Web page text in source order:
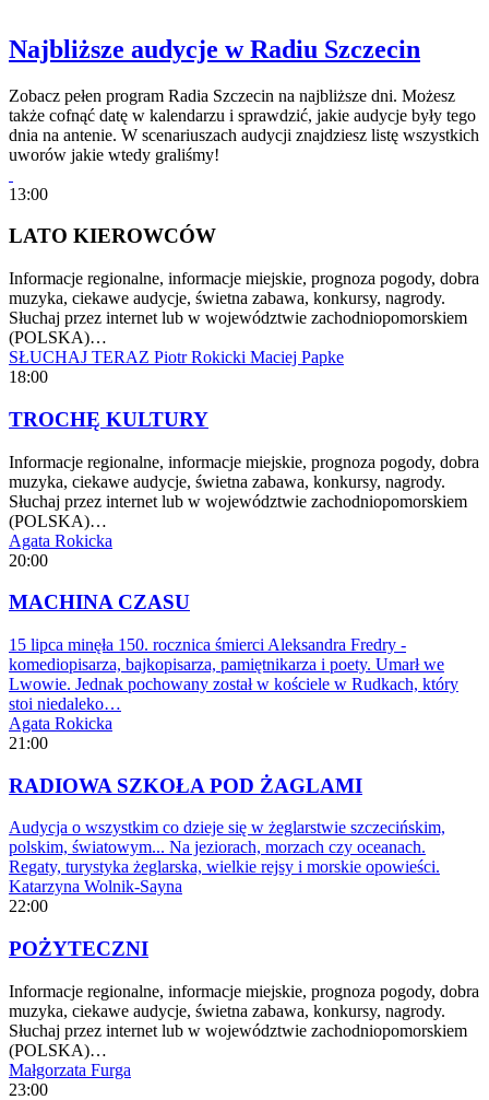
Najbliższe audycje w Radiu Szczecin
Zobacz pełen program Radia Szczecin na najbliższe dni. Możesz
także cofnąć datę w kalendarzu i sprawdzić, jakie audycje były tego
dnia na antenie. W scenariuszach audycji znajdziesz listę wszystkich
uworów jakie wtedy graliśmy!
13:00
LATO KIEROWCÓW
Informacje regionalne, informacje miejskie, prognoza pogody, dobra
muzyka, ciekawe audycje, świetna zabawa, konkursy, nagrody.
Słuchaj przez internet lub w województwie zachodniopomorskiem
(POLSKA)…
SŁUCHAJ TERAZ Piotr Rokicki Maciej Papke
18:00
TROCHĘ KULTURY
Informacje regionalne, informacje miejskie, prognoza pogody, dobra
muzyka, ciekawe audycje, świetna zabawa, konkursy, nagrody.
Słuchaj przez internet lub w województwie zachodniopomorskiem
(POLSKA)…
Agata Rokicka
20:00
MACHINA CZASU
15 lipca minęła 150. rocznica śmierci Aleksandra Fredry -
komediopisarza, bajkopisarza, pamiętnikarza i poety. Umarł we
Lwowie. Jednak pochowany został w kościele w Rudkach, który
stoi niedaleko…
Agata Rokicka
21:00
RADIOWA SZKOŁA POD ŻAGLAMI
Audycja o wszystkim co dzieje się w żeglarstwie szczecińskim,
polskim, światowym... Na jeziorach, morzach czy oceanach.
Regaty, turystyka żeglarska, wielkie rejsy i morskie opowieści.
Katarzyna Wolnik-Sayna
22:00
POŻYTECZNI
Informacje regionalne, informacje miejskie, prognoza pogody, dobra
muzyka, ciekawe audycje, świetna zabawa, konkursy, nagrody.
Słuchaj przez internet lub w województwie zachodniopomorskiem
(POLSKA)…
Małgorzata Furga
23:00